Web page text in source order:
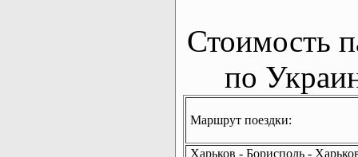
Стоимость
по
Маршрут поездки:
Харьков - Борисполь -